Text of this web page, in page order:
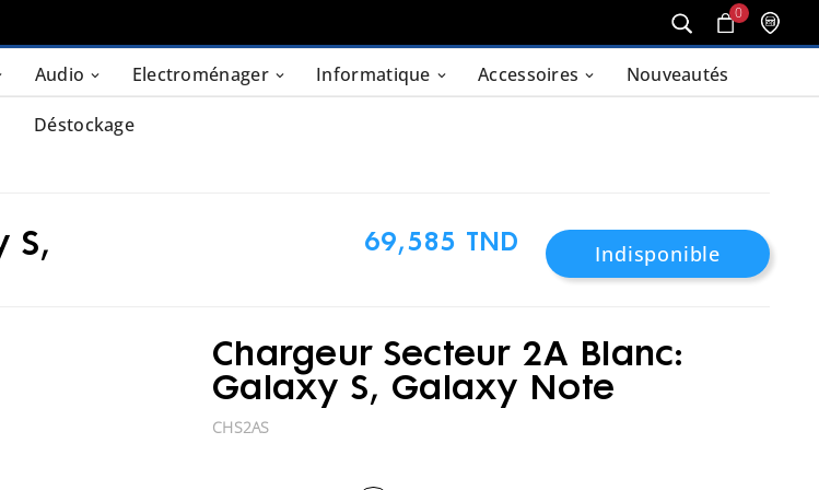
0
Audio Electroménager Informatique Accessoires Nouveautés
Déstockage
S,
69,585 TND Indisponible
Chargeur Secteur 2A Blanc:
Galaxy S, Galaxy Note
CHS2AS